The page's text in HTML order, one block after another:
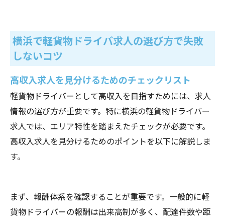
横浜で軽貨物ドライバ求人の選び方で失敗
しないコツ
高収入求人を見分けるためのチェックリスト
軽貨物ドライバーとして高収入を目指すためには、求人
情報の選び方が重要です。特に横浜の軽貨物ドライバー
求人では、エリア特性を踏まえたチェックが必要です。
高収入求人を見分けるためのポイントを以下に解説しま
す。
まず、報酬体系を確認することが重要です。一般的に軽
貨物ドライバーの報酬は出来高制が多く、配達件数や距